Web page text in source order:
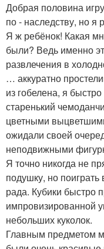
Добрая половина
по - наследству, но я
Я ж ребёнок! Какая
были? Ведь именно
развлечения в
… аккуратно
из гобелена, я
старенький
цветными
ожидали своей
неподвижными
Я точно никогда не
подушку, но
рада. Кубики быстро
импровизированной
небольших куколок.
Главным предметом